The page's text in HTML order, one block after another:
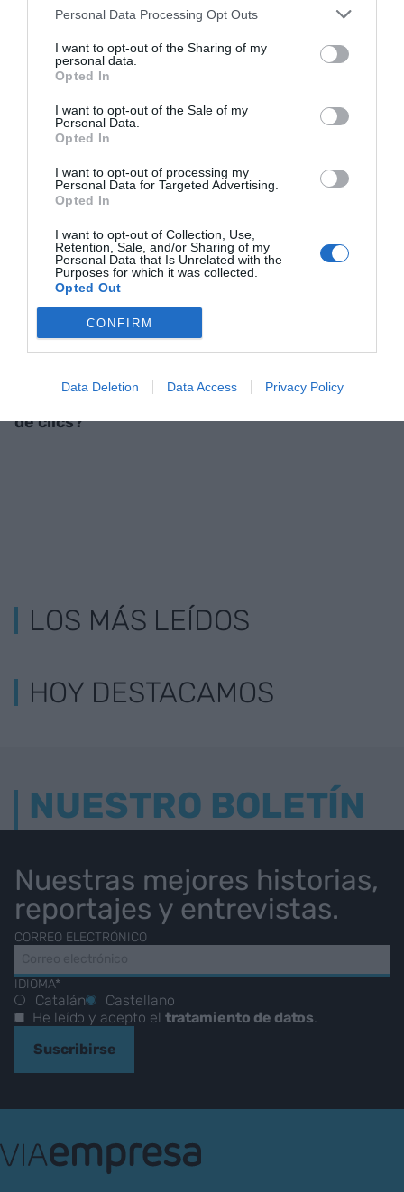
Personal Data Processing Opt Outs
I want to opt-out of the Sharing of my
personal data.
Opted In
I want to opt-out of the Sale of my
Personal Data.
Opted In
I want to opt-out of processing my
Personal Data for Targeted Advertising.
Opted In
I want to opt-out of Collection, Use,
Retention, Sale, and/or Sharing of my
Personal Data that Is Unrelated with the
Purposes for which it was collected.
Opted Out
CONFIRM
Data Deletion Data Access Privacy Policy
ACTIVAR AHORA
RELACIONADAS
Qué es una granja
de clics?
Ciberatacs con nombre propio
LOS MÁS LEÍDOS
HOY DESTACAMOS
NUESTRO BOLETÍN
Nuestras mejores historias,
reportajes y entrevistas.
CORREO ELECTRÓNICO
IDIOMA*
Catalán
Castellano
He leído y acepto el tratamiento de datos.
Suscribirse